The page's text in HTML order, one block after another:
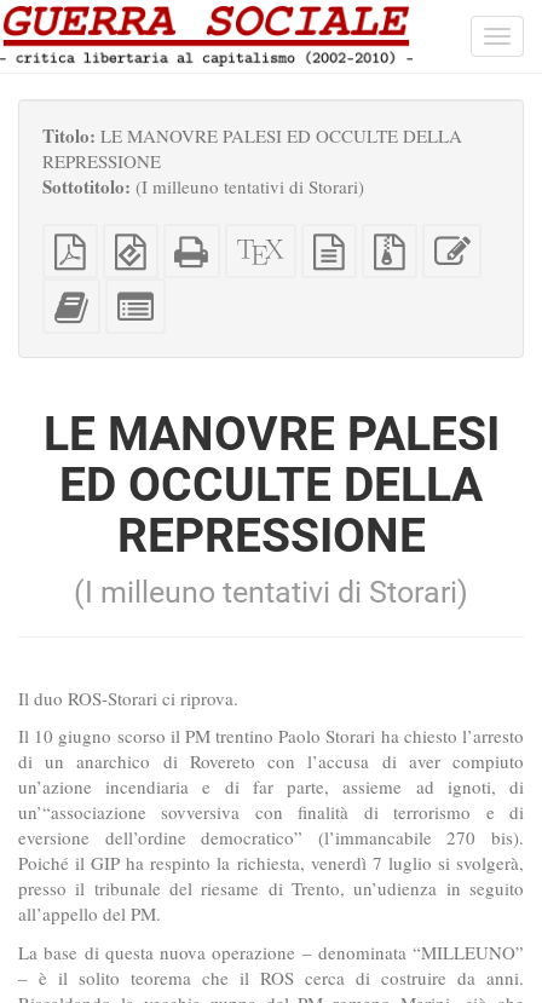
Titolo: LE MANOVRE PALESI ED OCCULTE DELLA
REPRESSIONE
Sottotitolo: (I milleuno tentativi di Storari)
PDF
semplice
EPUB
(per
HTML
completo
Sorgenti
XeLaTeX
sorgente
File
sorgenti
Aggiungi
questo
all'impaginatore
per
LE MANOVRE PALESI
ED OCCULTE DELLA
REPRESSIONE
(I milleuno tentativi di Storari)
Il duo ROS-Storari ci riprova.
Il 10 giugno scorso il PM trentino Paolo Storari ha chiesto l’arresto
di un anarchico di Rovereto con l’accusa di aver compiuto
un’azione incendiaria e di far parte, assieme ad ignoti, di
un’“associazione sovversiva con finalità di terrorismo e di
eversione dell’ordine democratico” (l’immancabile 270 bis).
Poiché il GIP ha respinto la richiesta, venerdì 7 luglio si svolgerà,
presso il tribunale del riesame di Trento, un’udienza in seguito
all’appello del PM.
La base di questa nuova operazione – denominata “MILLEUNO”
– è il solito teorema che il ROS cerca di costruire da anni.